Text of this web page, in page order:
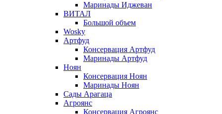
Маринады Иджеван
ВИТАЛ
Большой объем
Wosky
Артфуд
Консервация Артфуд
Маринады Артфуд
Ноян
Консервация Ноян
Маринады Ноян
Сады Арагаца
Агроянс
Консервация Агроянс